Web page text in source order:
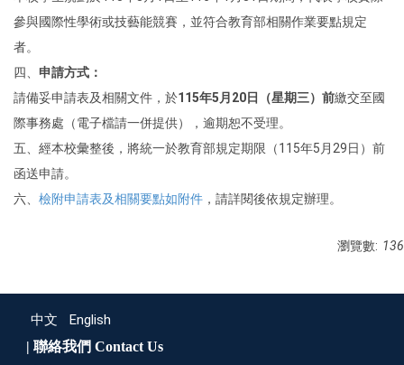
參與國際性學術或技藝能競賽，並符合教育部相關作業要點規定
者。
四、 申請方式：
請備妥申請表及相關文件，於115年5月20日（星期三）前繳交至國
際事務處（電子檔請一併提供），逾期恕不受理。
五、經本校彙整後，將統一於教育部規定期限（115年5月29日）前
函送申請。
六、 檢附申請表及相關要點如附件 ，請詳閱後依規定辦理。
瀏覽數: 136
中文 English
| 聯絡我們 Contact Us